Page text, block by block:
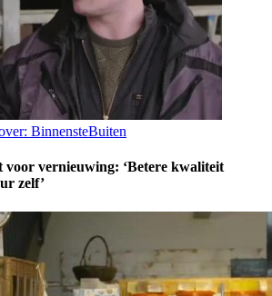
BinnensteBuiten
vernieuwing: ‘Betere kwaliteit
zelf’